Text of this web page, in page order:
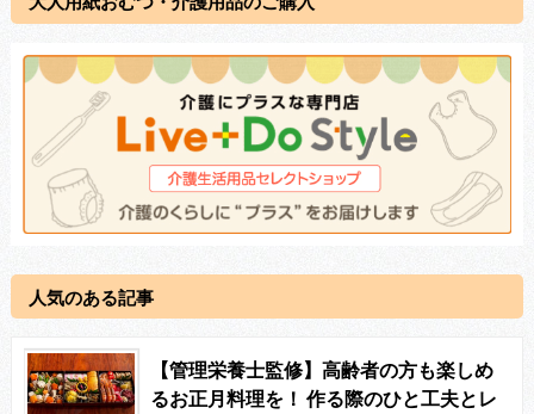
人気のある記事
【管理栄養士監修】高齢者の方も楽しめ
るお正月料理を！ 作る際のひと工夫とレ